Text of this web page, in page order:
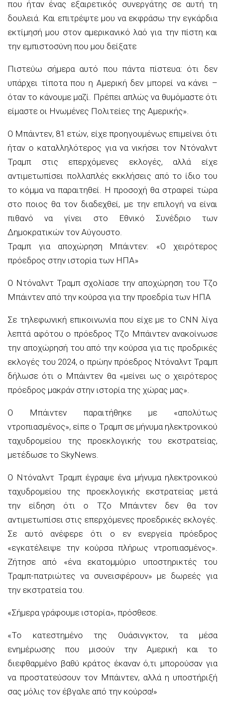
που ήταν ένας εξαιρετικός συνεργάτης σε αυτή τη
δουλειά. Και επιτρέψτε μου να εκφράσω την εγκάρδια
εκτίμησή μου στον αμερικανικό λαό για την πίστη και
την εμπιστοσύνη που μου δείξατε
Πιστεύω σήμερα αυτό που πάντα πίστευα: ότι δεν
υπάρχει τίποτα που η Αμερική δεν μπορεί να κάνει –
όταν το κάνουμε μαζί. Πρέπει απλώς να θυμόμαστε ότι
είμαστε οι Ηνωμένες Πολιτείες της Αμερικής».
Ο Μπάιντεν, 81 ετών, είχε προηγουμένως επιμείνει ότι
ήταν ο καταλληλότερος για να νικήσει τον Ντόναλντ
Τραμπ στις επερχόμενες εκλογές, αλλά είχε
αντιμετωπίσει πολλαπλές εκκλήσεις από το ίδιο του
το κόμμα να παραιτηθεί. Η προσοχή θα στραφεί τώρα
στο ποιος θα τον διαδεχθεί, με την επιλογή να είναι
πιθανό να γίνει στο Εθνικό Συνέδριο των
Δημοκρατικών τον Αύγουστο.
Τραμπ για αποχώρηση Μπάιντεν: «Ο χειρότερος
πρόεδρος στην ιστορία των ΗΠΑ»
Ο Ντόναλντ Τραμπ σχολίασε την αποχώρηση του Τζο
Μπάιντεν από την κούρσα για την προεδρία των ΗΠΑ
Σε τηλεφωνική επικοινωνία που είχε με το CNN λίγα
λεπτά αφότου ο πρόεδρος Τζο Μπάιντεν ανακοίνωσε
την αποχώρησή του από την κούρσα για τις προδρικές
εκλογές του 2024, ο πρώην πρόεδρος Ντόναλντ Τραμπ
δήλωσε ότι ο Μπάιντεν θα «μείνει ως ο χειρότερος
πρόεδρος μακράν στην ιστορία της χώρας μας».
Ο Μπάιντεν παραιτήθηκε με «απολύτως
ντροπιασμένος», είπε ο Τραμπ σε μήνυμα ηλεκτρονικού
ταχυδρομείου της προεκλογικής του εκστρατείας,
μετέδωσε το SkyNews.
Ο Ντόναλντ Τραμπ έγραψε ένα μήνυμα ηλεκτρονικού
ταχυδρομείου της προεκλογικής εκστρατείας μετά
την είδηση ότι ο Τζο Μπάιντεν δεν θα τον
αντιμετωπίσει στις επερχόμενες προεδρικές εκλογές.
Σε αυτό ανέφερε ότι ο εν ενεργεία πρόεδρος
«εγκατέλειψε την κούρσα πλήρως ντροπιασμένος».
Ζήτησε από «ένα εκατομμύριο υποστηρικτές του
Τραμπ-πατριώτες να συνεισφέρουν» με δωρεές για
την εκστρατεία του.
«Σήμερα γράφουμε ιστορία», πρόσθεσε.
«Το κατεστημένο της Ουάσινγκτον, τα μέσα
ενημέρωσης που μισούν την Αμερική και το
διεφθαρμένο βαθύ κράτος έκαναν ό,τι μπορούσαν για
να προστατεύσουν τον Μπάιντεν, αλλά η υποστήριξή
σας μόλις τον έβγαλε από την κούρσα!»